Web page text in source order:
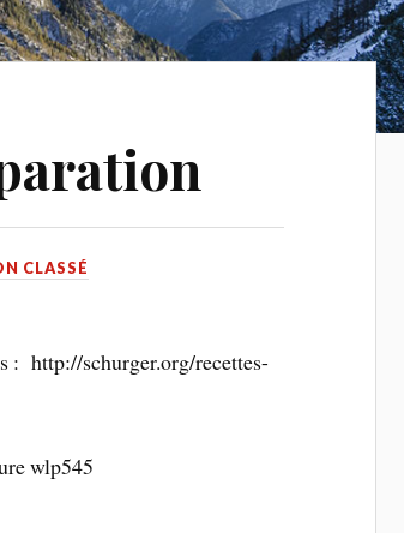
CLASSÉ
: http://schurger.org/recettes-
wlp545